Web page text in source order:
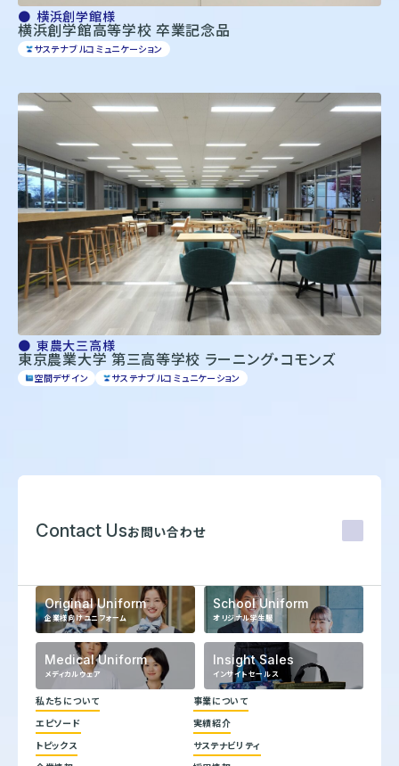
横浜創学館様
横浜創学館高等学校 卒業記念品
サステナブルコミュニケーション
東農大三高様
東京農業大学 第三高等学校 ラーニング・コモンズ
空間デザイン サステナブルコミュニケーション
Contact Usお問い合わせ
Original Uniform
企業様向けユニフォーム
School Uniform
オリジナル学生服
Medical Uniform
メディカルウェア
Insight Sales
インサイトセールス
私たちについて
代表メッセージ
企業理念
ヒストリー
事業について
エピソード
実績紹介
トピックス
サステナビリティ